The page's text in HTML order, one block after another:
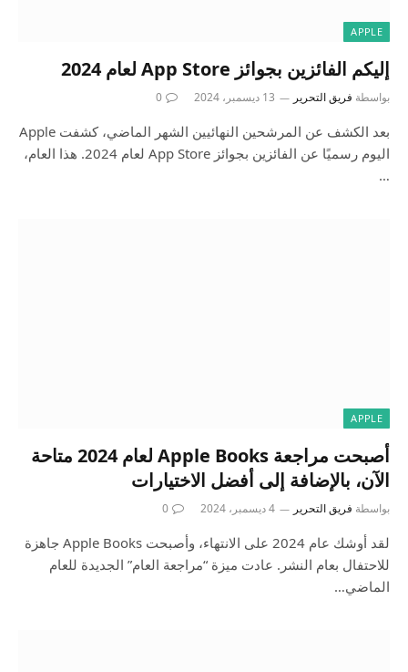
APPLE
إليكم الفائزين بجوائز App Store لعام 2024
بواسطة فريق التحرير 13 ديسمبر، 2024 0
بعد الكشف عن المرشحين النهائيين الشهر الماضي، كشفت Apple
اليوم رسميًا عن الفائزين بجوائز App Store لعام 2024. هذا العام،
…
APPLE
أصبحت مراجعة Apple Books لعام 2024 متاحة
الآن، بالإضافة إلى أفضل الاختيارات
بواسطة فريق التحرير 4 ديسمبر، 2024 0
لقد أوشك عام 2024 على الانتهاء، وأصبحت Apple Books جاهزة
للاحتفال بعام النشر. عادت ميزة “مراجعة العام” الجديدة للعام
الماضي…